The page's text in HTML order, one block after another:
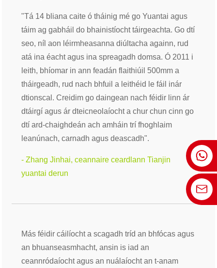
"Tá 14 bliana caite ó tháinig mé go Yuantai agus
táim ag gabháil do bhainistíocht táirgeachta. Go dtí
seo, níl aon léirmheasanna diúltacha againn, rud
atá ina éacht agus ina spreagadh domsa. Ó 2011 i
leith, bhíomar in ann feadán flaithiúil 500mm a
tháirgeadh, rud nach bhfuil a leithéid le fáil inár
dtionscal. Creidim go daingean nach féidir linn ár
dtáirgí agus ár dteicneolaíocht a chur chun cinn go
dtí ard-chaighdeán ach amháin trí fhoghlaim
leanúnach, carnadh agus deascadh".
- Zhang Jinhai, ceannaire ceardlann Tianjin
yuantai derun
Más féidir cáilíocht a scagadh tríd an bhfócas agus
an bhuanseasmhacht, ansin is iad an
ceannródaíocht agus an nuálaíocht an t-anam